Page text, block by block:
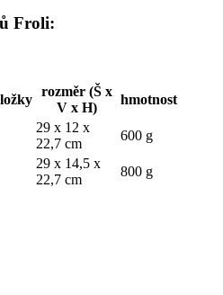
Froli:
rozměr (Š x
V x H)
hmotnost
29 x 12 x
22,7 cm
600 g
29 x 14,5 x
22,7 cm
800 g